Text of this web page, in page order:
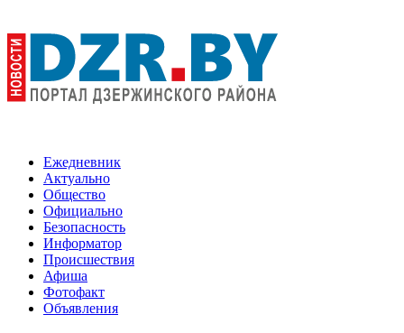
Ежедневник
Актуально
Общество
Официально
Безопасность
Информатор
Происшествия
Афиша
Фотофакт
Объявления